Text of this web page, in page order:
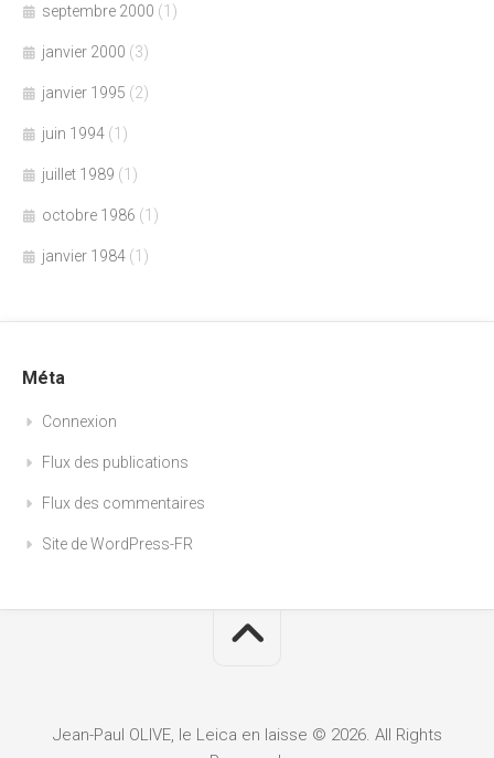
septembre 2000 (1)
janvier 2000 (3)
janvier 1995 (2)
juin 1994 (1)
juillet 1989 (1)
octobre 1986 (1)
janvier 1984 (1)
Méta
Connexion
Flux des publications
Flux des commentaires
Site de WordPress-FR
Jean-Paul OLIVE, le Leica en laisse © 2026. All Rights